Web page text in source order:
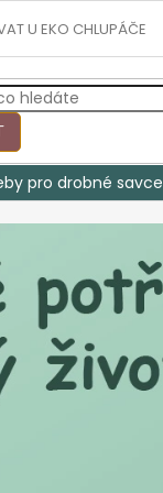
U EKO CHLUPÁČE
pro drobné savce